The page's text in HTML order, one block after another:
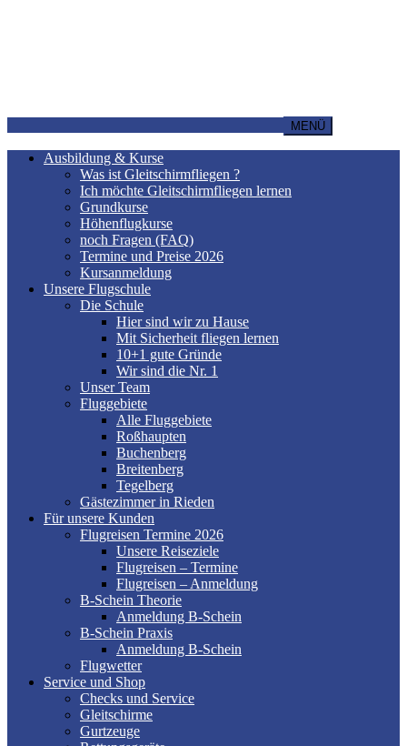
MENÜ
Ausbildung & Kurse
Was ist Gleitschirmfliegen ?
Ich möchte Gleitschirmfliegen lernen
Grundkurse
Höhenflugkurse
noch Fragen (FAQ)
Termine und Preise 2026
Kursanmeldung
Unsere Flugschule
Die Schule
Hier sind wir zu Hause
Mit Sicherheit fliegen lernen
10+1 gute Gründe
Wir sind die Nr. 1
Unser Team
Fluggebiete
Alle Fluggebiete
Roßhaupten
Buchenberg
Breitenberg
Tegelberg
Gästezimmer in Rieden
Für unsere Kunden
Flugreisen Termine 2026
Unsere Reiseziele
Flugreisen – Termine
Flugreisen – Anmeldung
B-Schein Theorie
Anmeldung B-Schein
B-Schein Praxis
Anmeldung B-Schein
Flugwetter
Service und Shop
Checks und Service
Gleitschirme
Gurtzeuge